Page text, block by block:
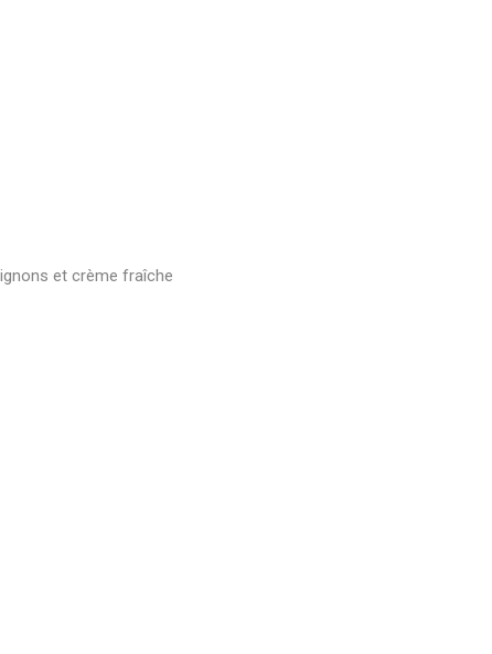
et crème fraîche